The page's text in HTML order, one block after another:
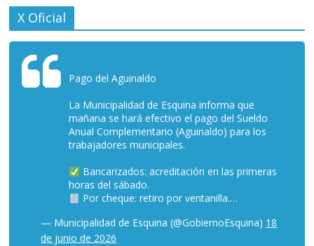
X Oficial
Pago del Aguinaldo
La Municipalidad de Esquina informa que
mañana se hará efectivo el pago del Sueldo
Anual Complementario (Aguinaldo) para los
trabajadores municipales.
Bancarizados: acreditación en las primeras
horas del sábado.
Por cheque: retiro por ventanilla.…
— Municipalidad de Esquina (@GobiernoEsquina) 18
de junio de 2026